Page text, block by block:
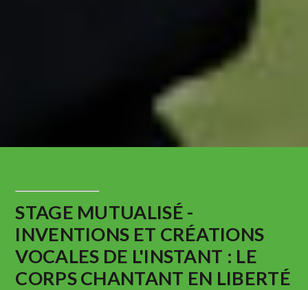
STAGE MUTUALISÉ -
INVENTIONS ET CRÉATIONS
VOCALES DE L'INSTANT : LE
CORPS CHANTANT EN LIBERTÉ